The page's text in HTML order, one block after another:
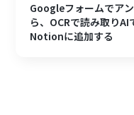
Googleフォームでア
ら、OCRで読み取り
Notionに追加する